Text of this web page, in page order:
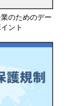
のためのデー
ント